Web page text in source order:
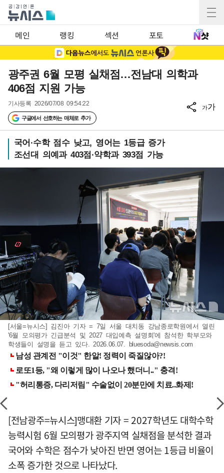
메인 랭킹 섹션 포토
광주권 6월 모평 실채점…전남대 의학과
406점 지원 가능
기사등록 2026/07/08 09:54:22
구글에서 선호하는 매체로 추가
가가
국어·수학 점수 낮고, 영어는 1등급 증가
조선대 의예과 403점·약학과 393점 가능
[서울=뉴시스] 김진아 기자 = 7일 서울 대치동 강남종로학원에서 열린
'6월 모의평가 긴급분석 및 2027 대입예측 설명회'에 참석한 학부모와
학생들이 설명을 듣고 있다. 2026.06.07.
bluesoda@newsis.com
[전남광주=뉴시스]맹대환 기자 = 2027학년도 대학수학
능력시험 6월 모의평가 광주지역 실채점을 분석한 결과
국어와 수학은 점수가 낮아진 반면 영어는 1등급 비율이
소폭 증가한 것으로 나타났다.